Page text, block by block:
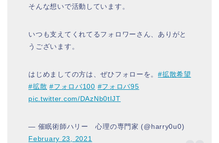
そんな想いで活動しています。
いつも支えてくれてるフォロワーさん、ありがと
うございます。
はじめましての方は、ぜひフォローを。#拡散希望
#拡散 #フォロバ100 #フォロバ95
pic.twitter.com/DAzNb0tIJT
— 催眠術師ハリー 心理の専門家 (@harry0u0)
February 23, 2021